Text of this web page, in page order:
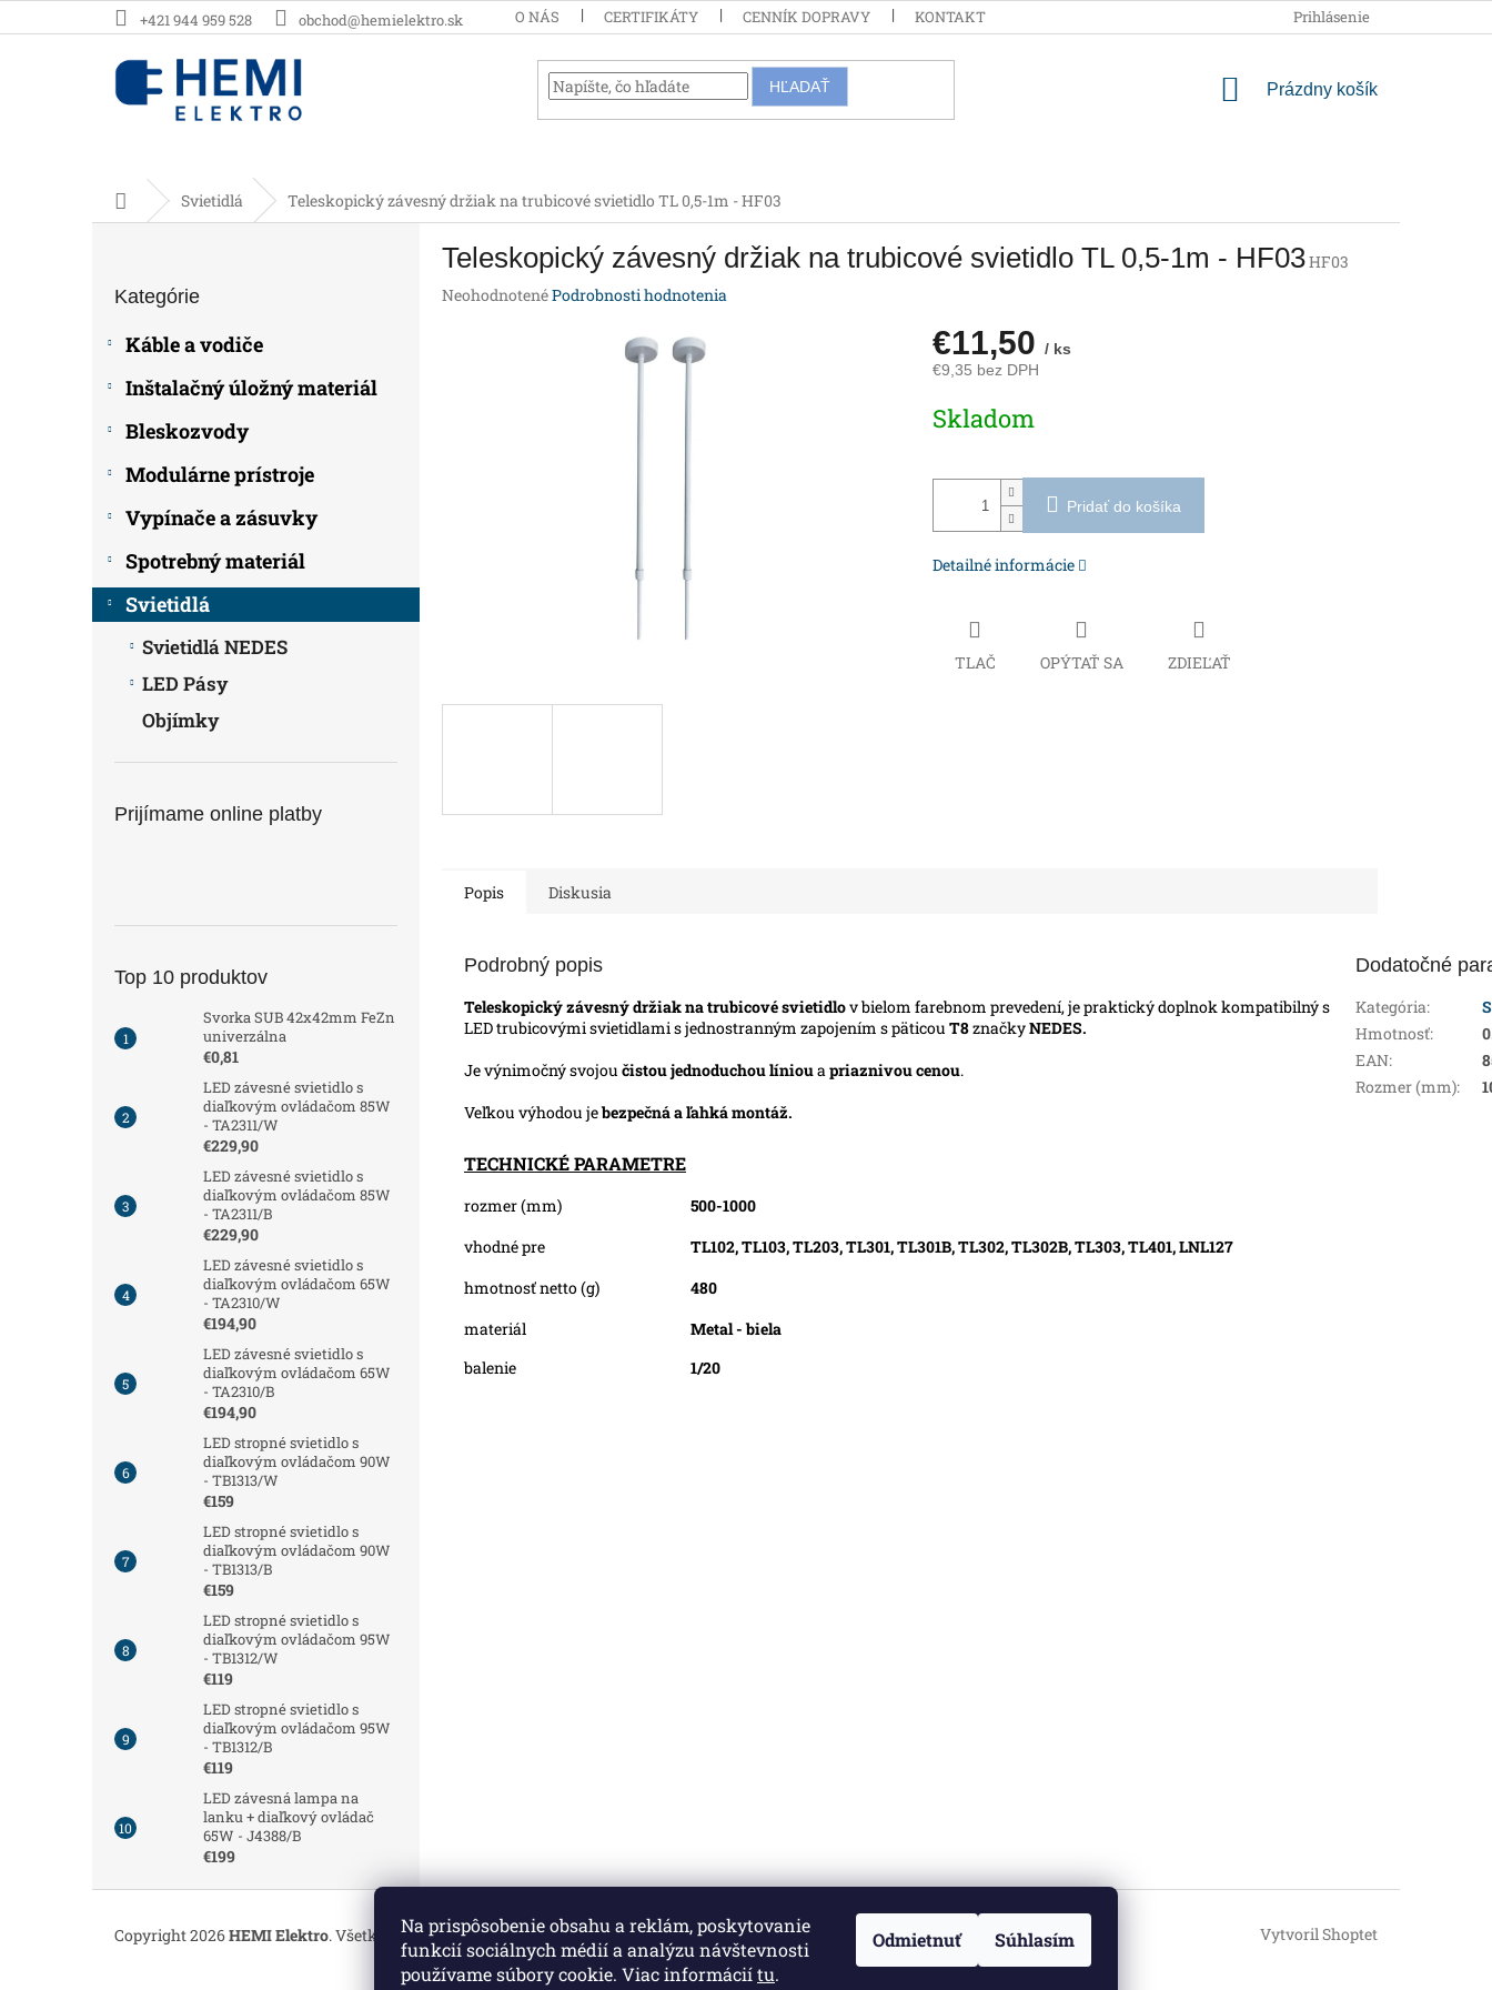
Na prispôsobenie obsahu a reklám, poskytovanie
funkcií sociálnych médií a analýzu návštevnosti
používame súbory cookie. Viac informáciítu.
Odmietnuť Súhlasím
na
+421 944 959 528 obchod@hemielektro.sk O NÁS CERTIFIKÁTY CENNÍK DOPRAVY KONTAKT PODMIENKY OCHRANY
Prihlásenie
HĽADAŤ
NÁKUPNÝ
Prázdny košík
DomovSvietidlá Teleskopický závesný držiak na trubicové svietidlo TL 0,5-1m - HF03
kategórie
Kategórie
Káble a vodiče
Inštalačný úložný materiál
Bleskozvody
Modulárne prístroje
Vypínače a zásuvky
Spotrebný materiál
Svietidlá
Svietidlá NEDES
LED Pásy
Objímky
Prijímame online platby
Top 10 produktov
Svorka SUB 42x42mm FeZn
univerzálna
€0,81
LED závesné svietidlo s
diaľkovým ovládačom 85W
- TA2311/W
€229,90
LED závesné svietidlo s
diaľkovým ovládačom 85W
- TA2311/B
€229,90
LED závesné svietidlo s
diaľkovým ovládačom 65W
- TA2310/W
€194,90
LED závesné svietidlo s
diaľkovým ovládačom 65W
- TA2310/B
€194,90
LED stropné svietidlo s
diaľkovým ovládačom 90W
- TB1313/W
€159
LED stropné svietidlo s
diaľkovým ovládačom 90W
- TB1313/B
€159
LED stropné svietidlo s
diaľkovým ovládačom 95W
- TB1312/W
€119
LED stropné svietidlo s
diaľkovým ovládačom 95W
- TB1312/B
€119
LED závesná lampa na
lanku + diaľkový ovládač
65W - J4388/B
€199
Teleskopický závesný držiak na trubicové svietidlo TL 0,5-1m - HF03HF03
Priemerné
NeohodnotenéPodrobnosti hodnotenia
€11,50 / ks
€9,35 bez DPH
cena:
Skladom
Pridať do košíka
Detailné informácie
TLAČ OPÝTAŤ SA ZDIEĽAŤ
Popis Diskusia
Podrobný popis
Teleskopický závesný držiakna trubicové svietidlov bielom farebnom prevedení, je praktický doplnok kompatibilný s
LED trubicovými svietidlami s jednostranným zapojením s päticou T8značkyNEDES.
Je výnimočný svojou čistou jednoduchou línioua priaznivou cenou.
Veľkou výhodou jebezpečná a ľahká montáž.
TECHNICKÉ PARAMETRE
rozmer (mm)
500-1000
vhodné pre
TL102, TL103, TL203, TL301, TL301B, TL302, TL302B, TL303, TL401, LNL127
hmotnosť netto (g)
480
materiál
Metal - biela
balenie
1/20
Dodatočné
Kategória:
Hmotnosť:
EAN:
Rozmer (mm):
Vytvoril Shoptet
Copyright 2026HEMI Elektro. Všetky práva vyhradené.Upraviť nastavenie cookies